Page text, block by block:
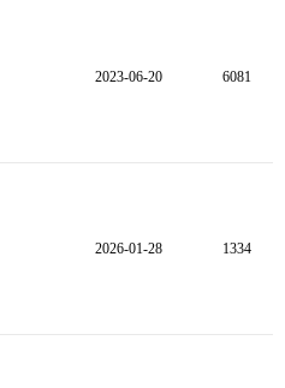
2023-06-20 6081
2026-01-28 1334